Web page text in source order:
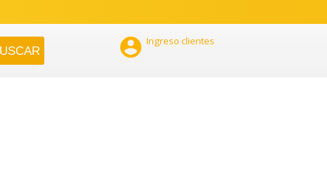
 Ingreso clientes